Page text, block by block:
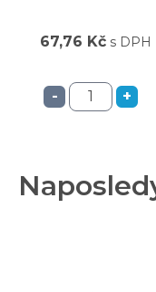
67,76 Kč s DPH
- +